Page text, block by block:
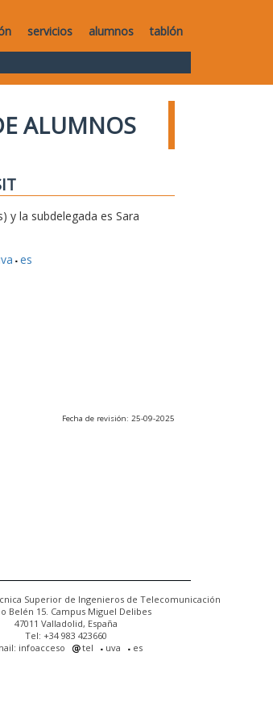
servicios alumnos tablón
ALUMNOS
y la subdelegada es Sara
es
Fecha de revisión: 25-09-2025
Superior de Ingenieros de Telecomunicación
Belén 15. Campus Miguel Delibes
47011 Valladolid, España
Tel: +34 983 423660
infoacceso
tel uva es